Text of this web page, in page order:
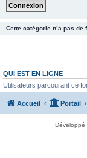
Cette catégorie n’a pas de
QUI EST EN LIGNE
Utilisateurs parcourant ce
Accueil Portail
Développé